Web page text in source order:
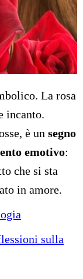
La rosa
incanto.
è un segno
emotivo:
che si sta
in amore.
sulla